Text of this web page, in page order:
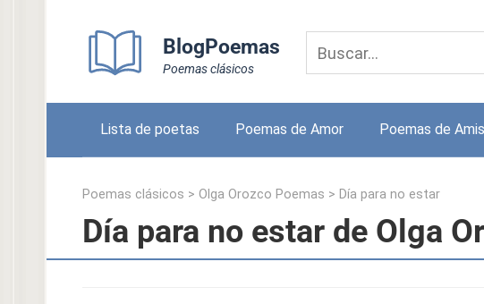
BlogPoemas
Poemas clásicos
Lista de poetas Poemas de Amor Poemas de
Poemas clásicos > Olga Orozco Poemas > Día para no estar
Día para no estar de Olga